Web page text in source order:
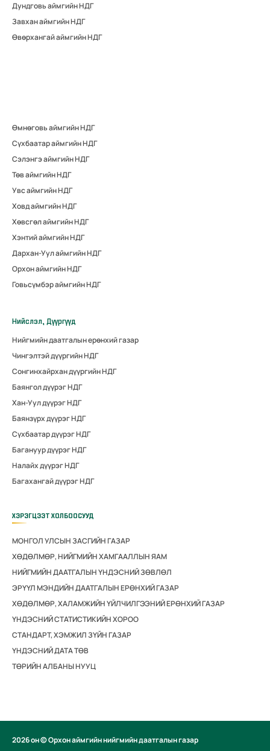
Дундговь аймгийн НДГ
Завхан аймгийн НДГ
Өвөрхангай аймгийн НДГ
Өмнөговь аймгийн НДГ
Сүхбаатар аймгийн НДГ
Сэлэнгэ аймгийн НДГ
Төв аймгийн НДГ
Увс аймгийн НДГ
Ховд аймгийн НДГ
Хөвсгөл аймгийн НДГ
Хэнтий аймгийн НДГ
Дархан-Уул аймгийн НДГ
Орхон аймгийн НДГ
Говьсүмбэр аймгийн НДГ
Нийслэл, Дүүргүүд
Нийгмийн даатгалын ерөнхий газар
Чингэлтэй дүүргийн НДГ
Сонгинхайрхан дүүргийн НДГ
Баянгол дүүрэг НДГ
Хан-Уул дүүрэг НДГ
Баянзүрх дүүрэг НДГ
Сүхбаатар дүүрэг НДГ
Багануур дүүрэг НДГ
Налайх дүүрэг НДГ
Багахангай дүүрэг НДГ
ХЭРЭГЦЭЭТ ХОЛБООСУУД
МОНГОЛ УЛСЫН ЗАСГИЙН ГАЗАР
ХӨДӨЛМӨР, НИЙГМИЙН ХАМГААЛЛЫН ЯАМ
НИЙГМИЙН ДААТГАЛЫН ҮНДЭСНИЙ ЗӨВЛӨЛ
ЭРҮҮЛ МЭНДИЙН ДААТГАЛЫН ЕРӨНХИЙ ГАЗАР
ХӨДӨЛМӨР, ХАЛАМЖИЙН ҮЙЛЧИЛГЭЭНИЙ ЕРӨНХИЙ ГАЗАР
ҮНДЭСНИЙ СТАТИСТИКИЙН ХОРОО
СТАНДАРТ, ХЭМЖИЛ ЗҮЙН ГАЗАР
ҮНДЭСНИЙ ДАТА ТӨВ
ТӨРИЙН АЛБАНЫ НУУЦ
2026 он © Орхон аймгийн нийгмийн даатгалын газар